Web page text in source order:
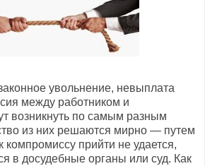
увольнение, невыплата
между работником и
возникнуть по самым разным
из них решаются мирно — путем
компромиссу прийти не удается,
в досудебные органы или суд. Как